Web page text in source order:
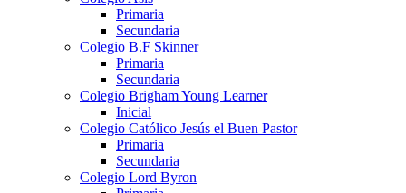
Primaria
Secundaria
Colegio B.F Skinner
Primaria
Secundaria
Colegio Brigham Young Learner
Inicial
Colegio Católico Jesús el Buen Pastor
Primaria
Secundaria
Colegio Lord Byron